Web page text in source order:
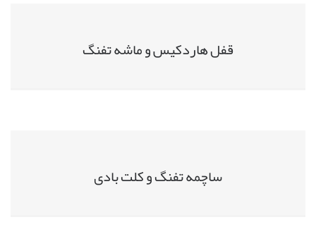
قفل هاردکیس و ماشه تفنگ
ساچمه تفنگ و کلت بادی